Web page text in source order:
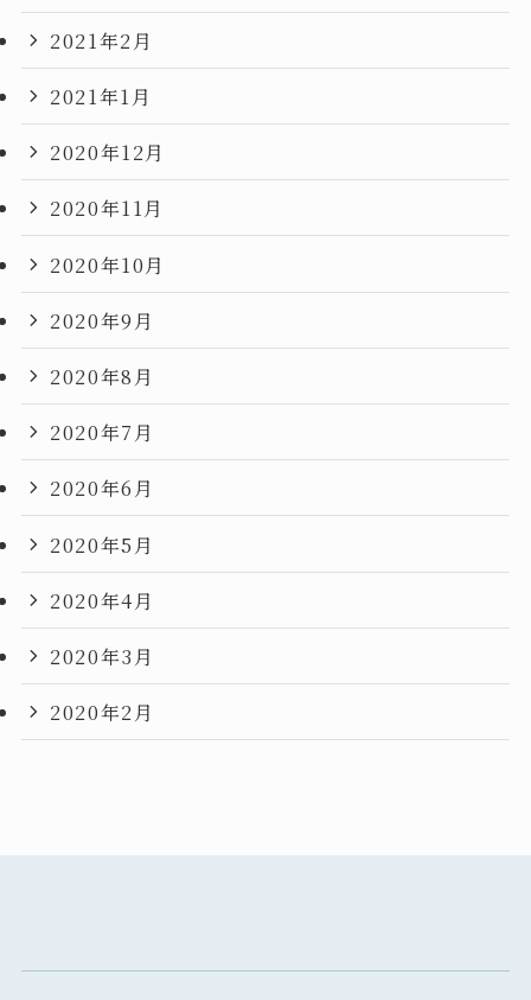
2021年2月
2021年1月
2020年12月
2020年11月
2020年10月
2020年9月
2020年8月
2020年7月
2020年6月
2020年5月
2020年4月
2020年3月
2020年2月